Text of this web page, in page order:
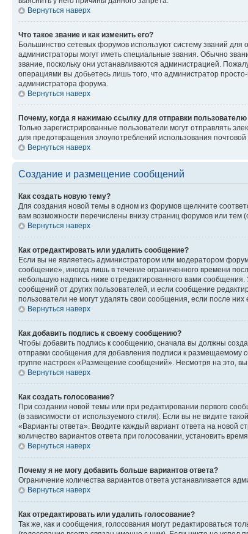
Вернуться наверх
Что такое звание и как изменить его?
Большинство сетевых форумов используют систему званий
администраторы могут иметь специальные звания. Обычно
звание, поскольку они устанавливаются администрацией.
операциями вы добьетесь лишь того, что администратор
администратора форума.
Вернуться наверх
Почему, когда я нажимаю ссылку для отправки
Только зарегистрированные пользователи могут отправлять
для предотвращения злоупотреблений использования
Вернуться наверх
Создание и размещение сообщений
Как создать новую тему?
Для создания новой темы в одном из форумов щелкните
вам возможности перечислены внизу страниц форумов или тем
Вернуться наверх
Как отредактировать или удалить сообщение?
Если вы не являетесь администратором или модератором
сообщение», иногда лишь в течение ограниченного времени
небольшую надпись ниже отредактированного вами
сообщений от других пользователей, и если сообщение
пользователи не могут удалять свои сообщения, если после них
Вернуться наверх
Как добавить подпись к своему сообщению?
Чтобы добавить подпись к сообщению, сначала вы должны
отправки сообщения для добавления подписи к размещаемому
группе настроек «Размещение сообщений». Несмотря на это,
Вернуться наверх
Как создать голосование?
При создании новой темы или при редактировании первого
(в зависимости от используемого стиля). Если вы не видите
«Варианты ответа». Вводите каждый вариант ответа на новой
количество вариантов ответа при голосовании, установить
Вернуться наверх
Почему я не могу добавить больше вариантов ответа?
Ограничение количества вариантов ответа устанавливается
Вернуться наверх
Как отредактировать или удалить голосование?
Так же, как и сообщения, голосования могут редактироваться